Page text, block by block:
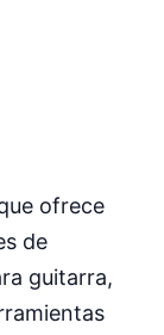
ofrece
de
guitarra,